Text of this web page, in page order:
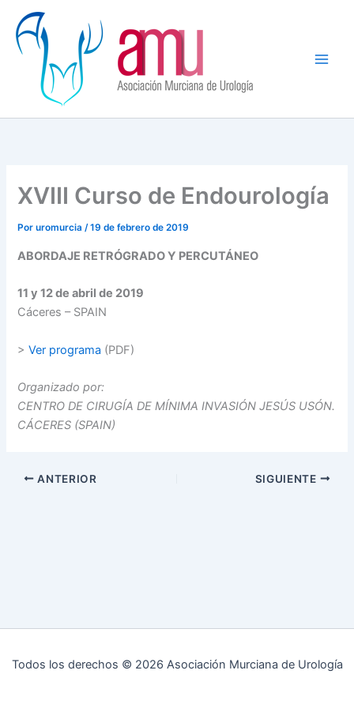
contenido
XVIII Curso de Endourología
Poruromurcia/19 de febrero de 2019
ABORDAJE RETRÓGRADO Y PERCUTÁNEO
11 y 12 de abril de 2019
Cáceres – SPAIN
>Ver programa (PDF)
Organizado por:
CENTRO DE CIRUGÍA DE MÍNIMA INVASIÓN JESÚS USÓN.
CÁCERES (SPAIN)
ANTERIOR SIGUIENTE
Todos los derechos © 2026 Asociación Murciana de Urología